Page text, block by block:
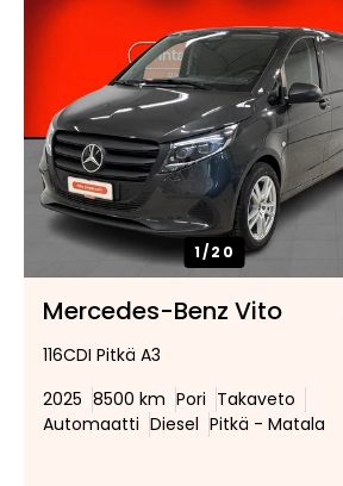
1/20
Mercedes-Benz Vito
116CDI Pitkä A3
2025 8500 km Pori Takaveto
Automaatti Diesel Pitkä - Matala